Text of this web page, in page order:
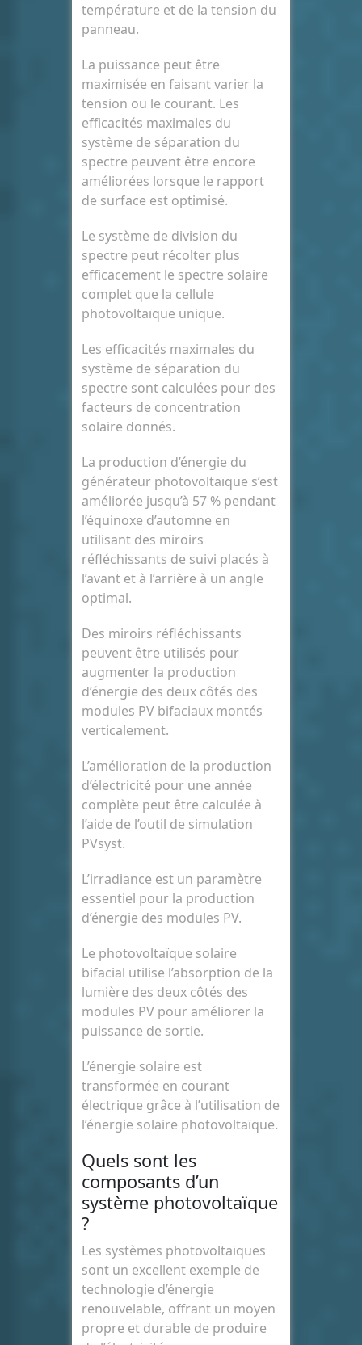
température et de la tension du
panneau.
La puissance peut être
maximisée en faisant varier la
tension ou le courant. Les
efficacités maximales du
système de séparation du
spectre peuvent être encore
améliorées lorsque le rapport
de surface est optimisé.
Le système de division du
spectre peut récolter plus
efficacement le spectre solaire
complet que la cellule
photovoltaïque unique.
Les efficacités maximales du
système de séparation du
spectre sont calculées pour des
facteurs de concentration
solaire donnés.
La production d’énergie du
générateur photovoltaïque s’est
améliorée jusqu’à 57 % pendant
l’équinoxe d’automne en
utilisant des miroirs
réfléchissants de suivi placés à
l’avant et à l’arrière à un angle
optimal.
Des miroirs réfléchissants
peuvent être utilisés pour
augmenter la production
d’énergie des deux côtés des
modules PV bifaciaux montés
verticalement.
L’amélioration de la production
d’électricité pour une année
complète peut être calculée à
l’aide de l’outil de simulation
PVsyst.
L’irradiance est un paramètre
essentiel pour la production
d’énergie des modules PV.
Le photovoltaïque solaire
bifacial utilise l’absorption de la
lumière des deux côtés des
modules PV pour améliorer la
puissance de sortie.
L’énergie solaire est
transformée en courant
électrique grâce à l’utilisation de
l’énergie solaire photovoltaïque.
Quels sont les
composants d’un
système photovoltaïque
?
Les systèmes photovoltaïques
sont un excellent exemple de
technologie d’énergie
renouvelable, offrant un moyen
propre et durable de produire